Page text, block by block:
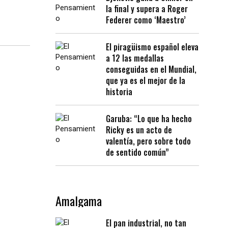
la final y supera a Roger
Federer como ‘Maestro’
El piragüismo español eleva
a 12 las medallas
conseguidas en el Mundial,
que ya es el mejor de la
historia
Garuba: “Lo que ha hecho
Ricky es un acto de
valentía, pero sobre todo
de sentido común”
Amalgama
El pan industrial, no tan